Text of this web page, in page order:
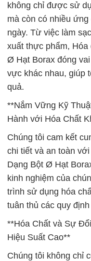
không chỉ được sử
mà còn có nhiều
ngày. Từ việc làm
xuất thực phẩm, Hóa
Ø Hạt Borax đóng
vực khác nhau, giúp
quả.
**Nắm Vững Kỹ
Hành với Hóa Chất
Chúng tôi cam kết
chi tiết và an toàn
Dạng Bột Ø Hạt
kinh nghiệm của
trình sử dụng hóa
tuân thủ các quy
**Hóa Chất và Sự
Hiệu Suất Cao**
Chúng tôi không chỉ